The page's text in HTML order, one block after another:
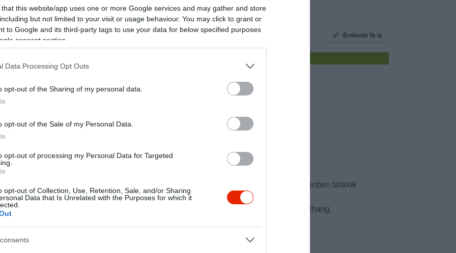
that this website/app uses one or more Google services and may gather and store
but not limited to your visit or usage behaviour. You may click to grant or
to Google and its third-party tags to use your data for below specified purposes
consent section.
Data Processing Opt Outs
opt-out of the Sharing of my personal data.
opt-out of the Sale of my Personal Data.
opt-out of processing my Personal Data for Targeted
opt-out of Collection, Use, Retention, Sale, and/or Sharing
Data that Is Unrelated with the Purposes for which it
Értékeld Te is
kiváló a konyha .
már Magyarországon és külföldön is de nem gondoltam volna , hogy pont Debrecenben találok
éttermet.
talál az étlapon számára megfelelő ételt és a minőség felszolgálás remek. Jó az összhang.